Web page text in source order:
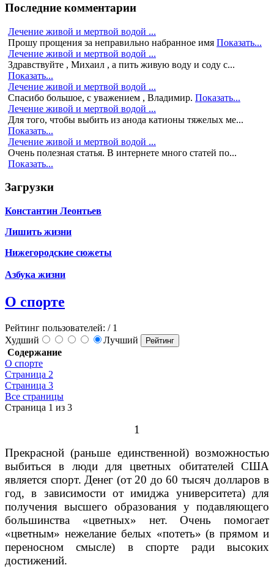
Последние комментарии
Лечение живой и мертвой водой ...
Прошу прощения за неправильно набранное имя Показать...
Лечение живой и мертвой водой ...
Здравствуйте , Михаил , а пить живую воду и соду с...
Показать...
Лечение живой и мертвой водой ...
Спасибо большое, с уважением , Владимир. Показать...
Лечение живой и мертвой водой ...
Для того, чтобы выбить из анода катионы тяжелых ме...
Показать...
Лечение живой и мертвой водой ...
Очень полезная статья. В интернете много статей по...
Показать...
Загрузки
Константин Леонтьев
Лишить жизни
Нижегородские сюжеты
Азбука жизни
О спорте
Рейтинг пользователей: / 1
Худший
Лучший
Содержание
О спорте
Страница 2
Страница 3
Все страницы
Страница 1 из 3
1
Прекрасной (раньше единственной) возможностью
выбиться в люди для цветных обитателей США
является спорт. Денег (от 20 до 60 тысяч долларов в
год, в зависимости от имиджа университета) для
получения высшего образования у подавляющего
большинства «цветных» нет. Очень помогает
«цветным» нежелание белых «потеть» (в прямом и
переносном смысле) в спорте ради высоких
достижений.